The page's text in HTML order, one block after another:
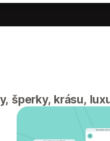
šperky, krásu,